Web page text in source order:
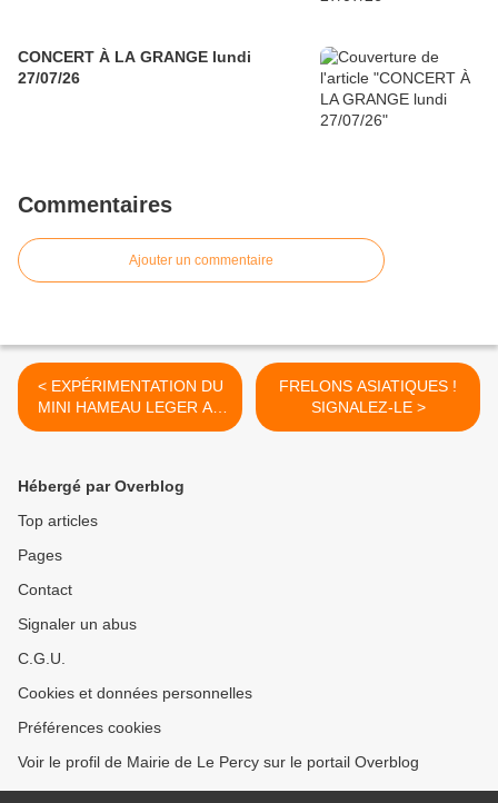
CONCERT À LA GRANGE lundi
27/07/26
Commentaires
Ajouter un commentaire
< EXPÉRIMENTATION DU
MINI HAMEAU LEGER AU
PERCY
FRELONS ASIATIQUES !
SIGNALEZ-LE >
Hébergé par Overblog
Top articles
Pages
Contact
Signaler un abus
C.G.U.
Cookies et données personnelles
Préférences cookies
Voir le profil de Mairie de Le Percy sur le portail Overblog